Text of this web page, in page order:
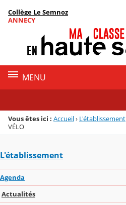
Menu de la rubrique
Contenu
Collège Le Semnoz
ANNECY
MENU
Vous êtes ici : Accueil› L'établissement
VÉLO
L'établissement
Agenda
Actualités